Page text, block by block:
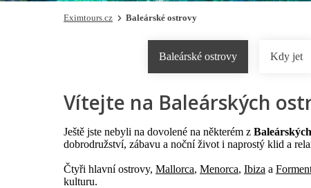
Eximtours.cz Baleárské ostrovy
Baleárské ostrovy Kdy jet
Vítejte na Baleárských
Ještě jste nebyli na dovolené na některém z
dobrodružství, zábavu a noční život i naprostý klid a
Čtyři hlavní ostrovy, Mallorca, Menorca, Ibiza a
kulturu.